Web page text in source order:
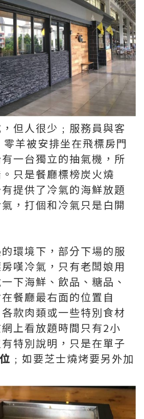
但人很少﹔服務員與客
羊被安排坐在飛標房門
一台獨立的抽氣機，所
只是餐廳標榜炭火燒
提供了冷氣的海鮮放題
，打個和冷氣只是白閞
環境下，部分下場的服
嘆冷氣，只有老闆娘用
下海鮮、飲品、糖品、
餐廳最右面的位置自
款肉類或一些特別食材
上看放題時間只有2小
特別說明，只是在單子
﹔如要芝士燒烤要另外加